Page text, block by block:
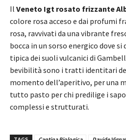
Il Veneto Igt rosato frizzante
colore rosa acceso e dai profumi
rosa, ravvivati da una vibrante
bocca in un sorso energico dove
tipica dei suoli vulcanici di
bevibilità sono i tratti identitari
momento dell’aperitivo, per una
tutto pasto per chi predilige i
complessi e strutturati.